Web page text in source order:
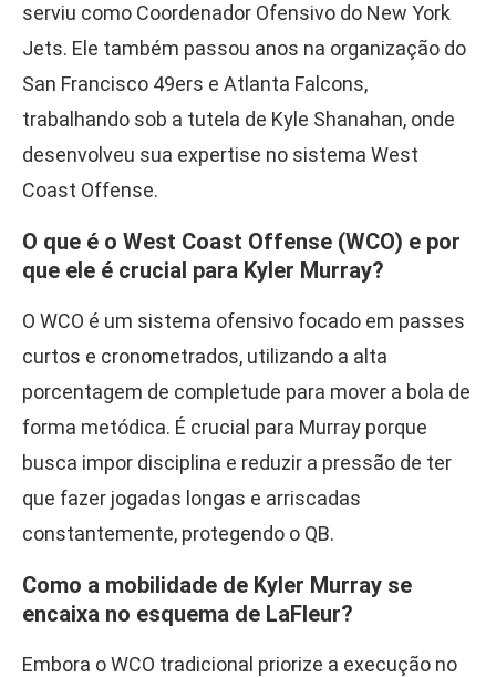
serviu como Coordenador Ofensivo do New York
Jets. Ele também passou anos na organização do
San Francisco 49ers e Atlanta Falcons,
trabalhando sob a tutela de Kyle Shanahan, onde
desenvolveu sua expertise no sistema West
Coast Offense.
O que é o West Coast Offense (WCO) e por
que ele é crucial para Kyler Murray?
O WCO é um sistema ofensivo focado em passes
curtos e cronometrados, utilizando a alta
porcentagem de completude para mover a bola de
forma metódica. É crucial para Murray porque
busca impor disciplina e reduzir a pressão de ter
que fazer jogadas longas e arriscadas
constantemente, protegendo o QB.
Como a mobilidade de Kyler Murray se
encaixa no esquema de LaFleur?
Embora o WCO tradicional priorize a execução no